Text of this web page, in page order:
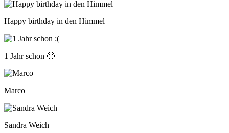
Happy birthday in den Himmel
1 Jahr schon 🙁
Marco
Sandra Weich